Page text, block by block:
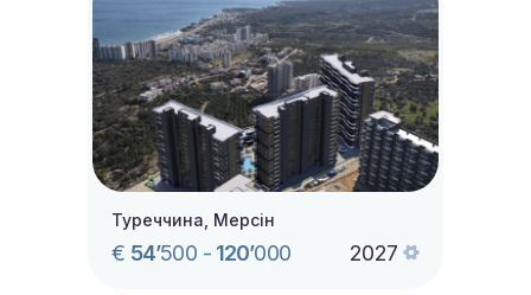
Туреччина, Мерсін
€ 54’500 - 120’000 2027